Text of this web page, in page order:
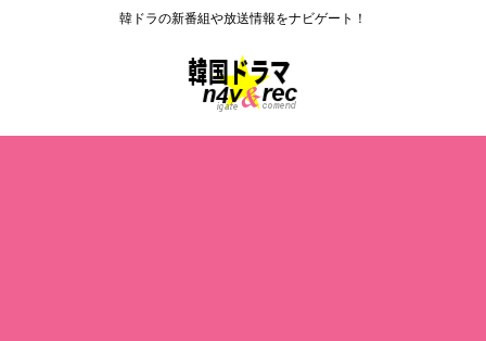
韓ドラの新番組や放送情報をナビゲート！